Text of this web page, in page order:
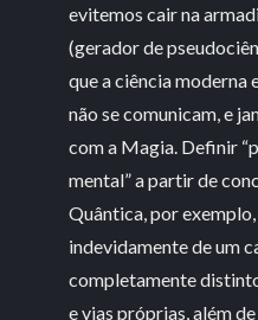
evitemos cair na
(gerador de
que a ciência moderna
não se comunicam, e
com a Magia. Definir
mental” a partir de
Quântica, por
indevidamente de um
completamente
e vias próprias, além